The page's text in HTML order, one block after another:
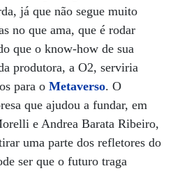
já que não segue muito
no que ama, que é rodar
que o know-how de sua
produtora, a O2, serviria
para o Metaverso. O
que ajudou a fundar, em
e Andrea Barata Ribeiro,
uma parte dos refletores do
ser que o futuro traga